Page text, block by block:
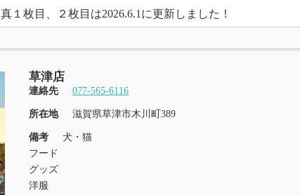
１枚目、２枚目は2026.6.1に更新しました！
草津店
連絡先 077-565-6116
所在地 滋賀県草津市木川町389
備考
犬・猫
フード
グッズ
洋服